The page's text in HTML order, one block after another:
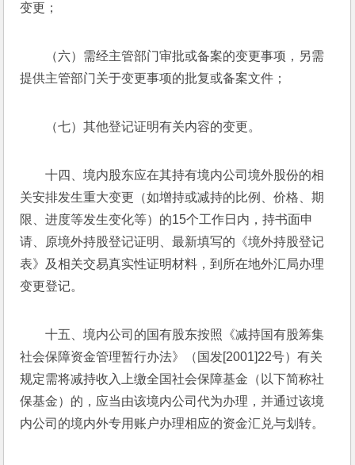
变更；
（六）需经主管部门审批或备案的变更事项，另需
提供主管部门关于变更事项的批复或备案文件；
（七）其他登记证明有关内容的变更。
十四、境内股东应在其持有境内公司境外股份的相
关安排发生重大变更（如增持或减持的比例、价格、期
限、进度等发生变化等）的15个工作日内，持书面申
请、原境外持股登记证明、最新填写的《境外持股登记
表》及相关交易真实性证明材料，到所在地外汇局办理
变更登记。
十五、境内公司的国有股东按照《减持国有股筹集
社会保障资金管理暂行办法》（国发[2001]22号）有关
规定需将减持收入上缴全国社会保障基金（以下简称社
保基金）的，应当由该境内公司代为办理，并通过该境
内公司的境内外专用账户办理相应的资金汇兑与划转。